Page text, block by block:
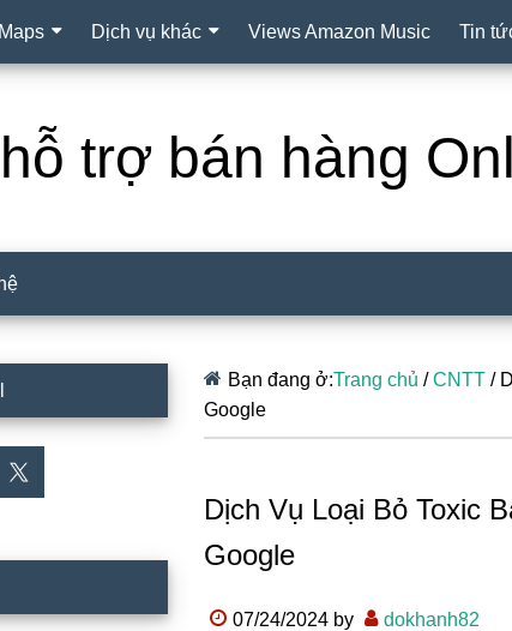
Maps Dịch vụ khác Views Amazon Music Tin
trợ bán hàng
Bạn đang ở:Trang chủ / CNTT /
Google
Dịch Vụ Loại Bỏ Toxic
Google
07/24/2024 by dokhanh82